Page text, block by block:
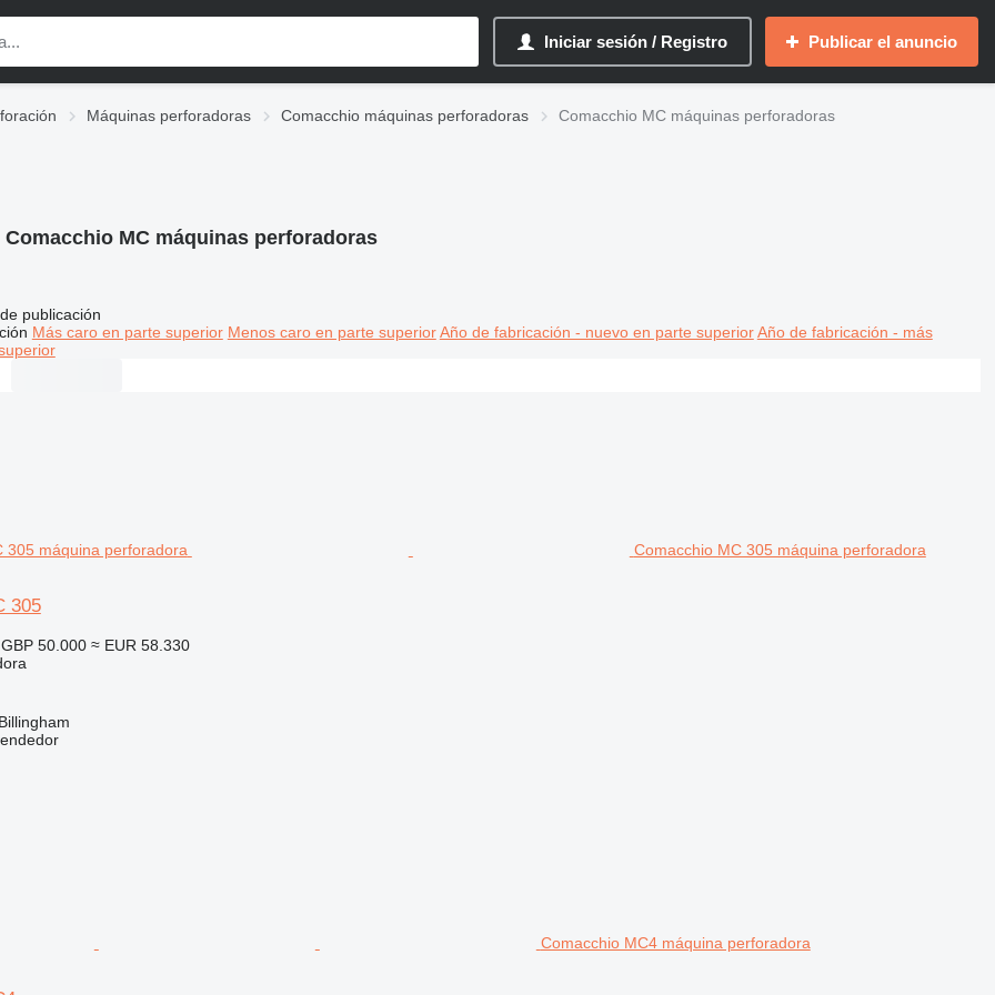
Iniciar sesión / Registro Publicar el anuncio
Máquinas perforadoras Comacchio máquinas perforadoras Comacchio MC máquinas perforadoras
Comacchio MC máquinas perforadoras
publicación
Más caro en parte superior Menos caro en parte superior Año de fabricación - nuevo en parte superior Año de fabricación - más
Comacchio MC 305 máquina perforadora
305
GBP 50.000 ≈ EUR 58.330
Comacchio MC4 máquina perforadora